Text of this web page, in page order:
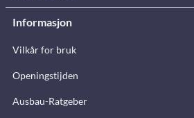
Informasjon
Vilkår for bruk
Openingstijden
Ausbau-Ratgeber